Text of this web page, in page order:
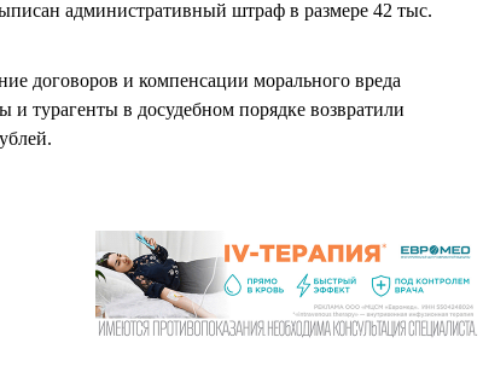
административный штраф в размере 42 тыс.
договоров и компенсации морального вреда
и турагенты в досудебном порядке возвратили